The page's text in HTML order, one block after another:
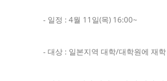
- 일정 : 4월 11일(목) 16:00~
- 대상 : 일본지역 대학/대학원에 재